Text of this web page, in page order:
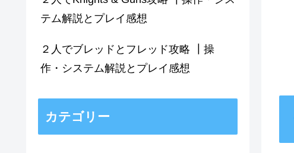
テム解説とプレイ感想
２人でブレッドとフレッド攻略 ┃操
作・システム解説とプレイ感想
カテゴリー